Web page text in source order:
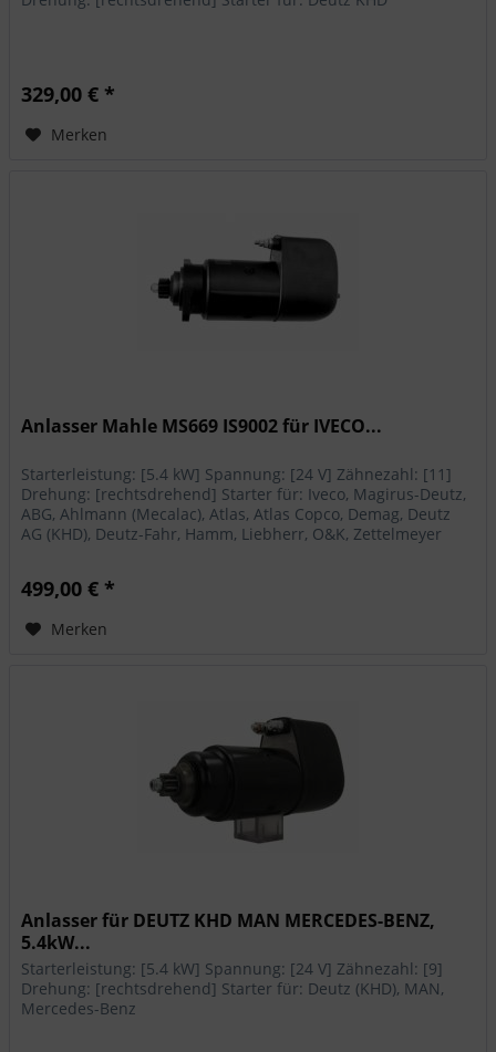
329,00 € *
Merken
Anlasser Mahle MS669 IS9002 für IVECO...
Starterleistung: [5.4 kW] Spannung: [24 V] Zähnezahl: [11]
Drehung: [rechtsdrehend] Starter für: Iveco, Magirus-Deutz,
ABG, Ahlmann (Mecalac), Atlas, Atlas Copco, Demag, Deutz
AG (KHD), Deutz-Fahr, Hamm, Liebherr, O&K, Zettelmeyer
499,00 € *
Merken
Anlasser für DEUTZ KHD MAN MERCEDES-BENZ,
5.4kW...
Starterleistung: [5.4 kW] Spannung: [24 V] Zähnezahl: [9]
Drehung: [rechtsdrehend] Starter für: Deutz (KHD), MAN,
Mercedes-Benz